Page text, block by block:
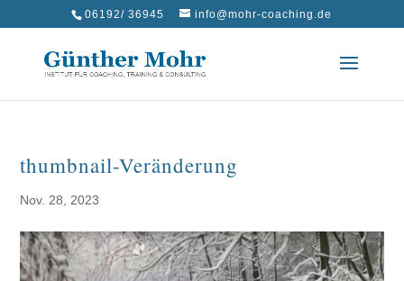
06192/ 36945 info@mohr-coaching.de
thumbnail-Veränderung
Nov. 28, 2023